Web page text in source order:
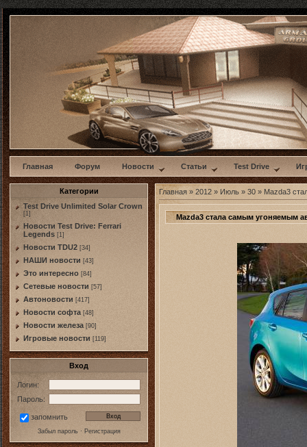
w
Главная Форум Новости Статьи Test Drive
Категории
Test Drive Unlimited Solar Crown
[1]
Новости Test Drive: Ferrari
Legends [1]
Новости TDU2 [34]
НАШИ новости [43]
Это интересно [84]
Сетевые новости [57]
Автоновости [417]
Новости софта [48]
Новоcти железа [90]
Игровые новости [119]
Вход
Логин:
Пароль:
запомнить
Забыл пароль· Регистрация
Главная » 2012 » Июль » 30 » Mazda3
Mazda3 стала самым угоняемым